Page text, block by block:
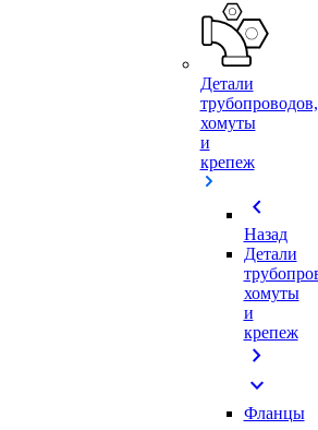
Детали
трубопроводов,
хомуты
и
крепеж
chevron_left
Назад
Детали
хомуты
и
крепеж
chevron_right
expand_more
Фланцы